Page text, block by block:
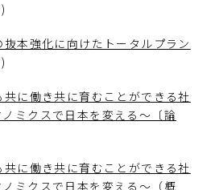
本強化に向けたトータルプラン
に働き共に育むことができる社
ミクスで日本を変える～〔論
に働き共に育むことができる社
ミクスで日本を変える～（概